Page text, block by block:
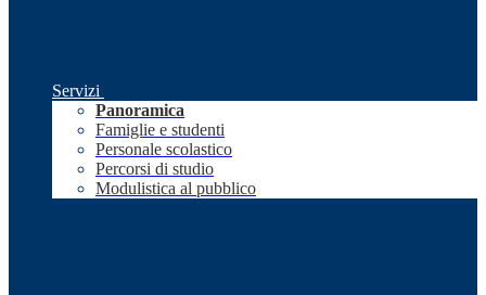
Servizi
Panoramica
Famiglie e studenti
Personale scolastico
Percorsi di studio
Modulistica al pubblico